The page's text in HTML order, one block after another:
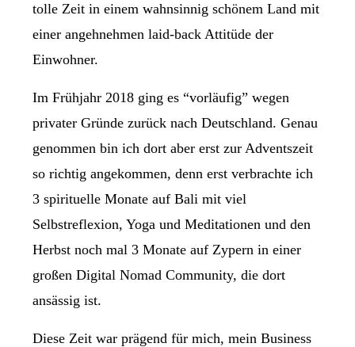
tolle Zeit in einem wahnsinnig schönem Land mit
einer angehnehmen laid-back Attitüde der
Einwohner.
Im Frühjahr 2018 ging es “vorläufig” wegen
privater Gründe zurück nach Deutschland. Genau
genommen bin ich dort aber erst zur Adventszeit
so richtig angekommen, denn erst verbrachte ich
3 spirituelle Monate auf Bali mit viel
Selbstreflexion, Yoga und Meditationen und den
Herbst noch mal 3 Monate auf Zypern in einer
großen Digital Nomad Community, die dort
ansässig ist.
Diese Zeit war prägend für mich, mein Business